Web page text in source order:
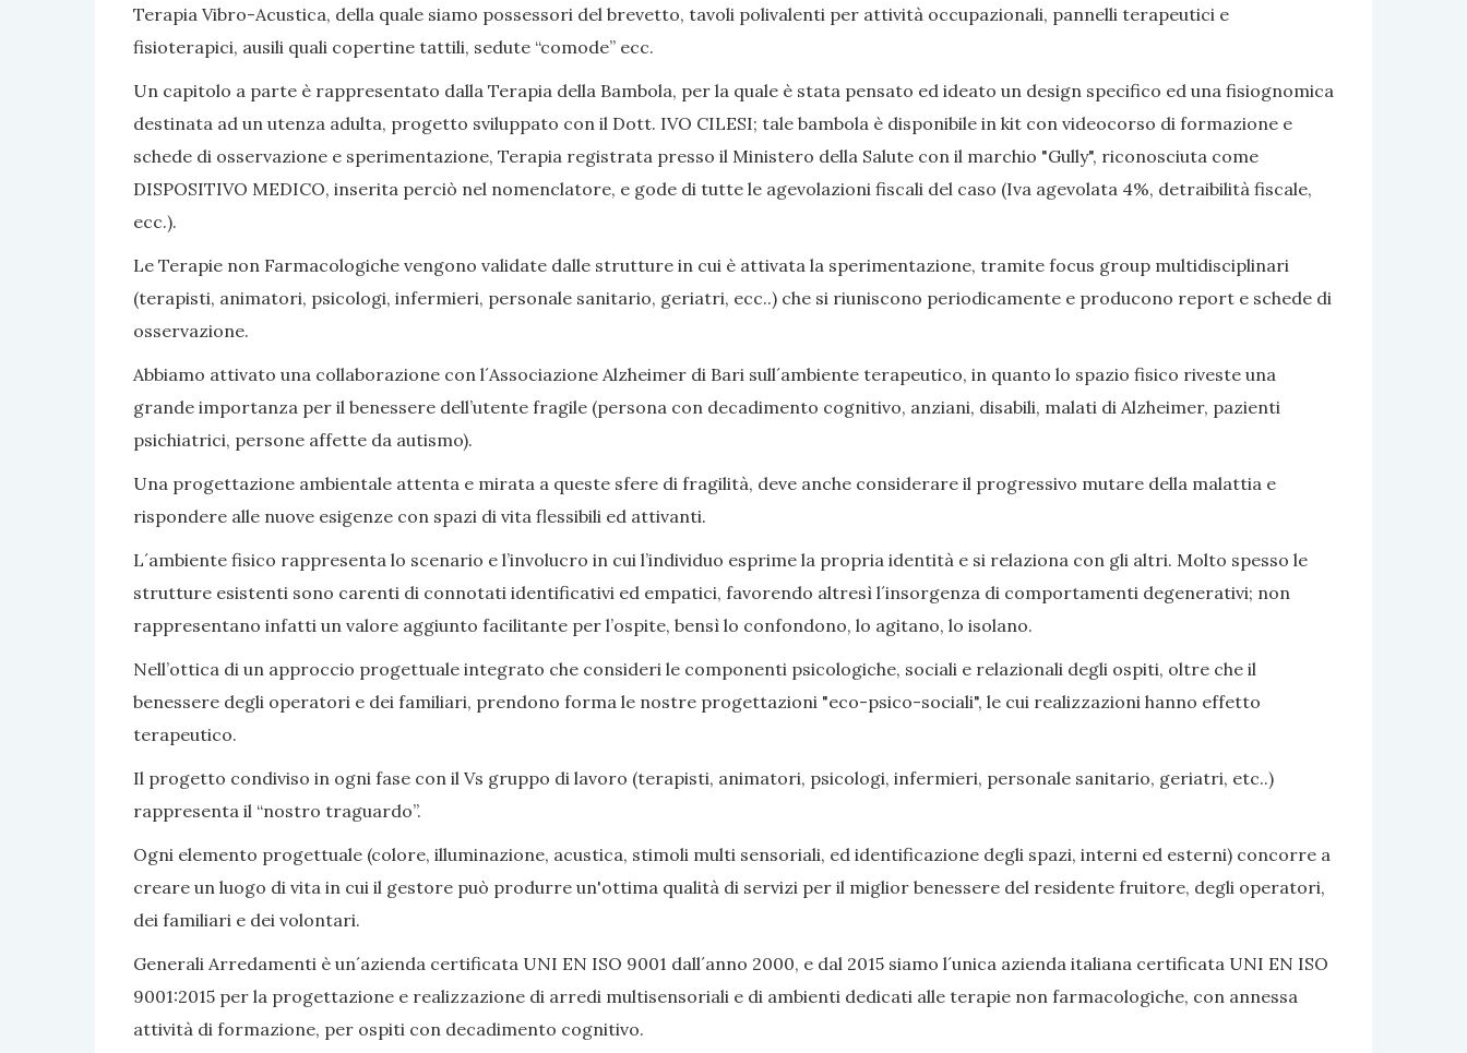
Terapia Vibro-Acustica, della quale siamo possessori del brevetto, tavoli polivalenti per attività occupazionali, pannelli terapeutici e
fisioterapici, ausili quali copertine tattili, sedute “comode” ecc.
Un capitolo a parte è rappresentato dalla Terapia della Bambola, per la quale è stata pensato ed ideato un design specifico ed una fisiognomica
destinata ad un utenza adulta, progetto sviluppato con il Dott. IVO CILESI; tale bambola è disponibile in kit con videocorso di formazione e
schede di osservazione e sperimentazione, Terapia registrata presso il Ministero della Salute con il marchio "Gully", riconosciuta come
DISPOSITIVO MEDICO, inserita perciò nel nomenclatore, e gode di tutte le agevolazioni fiscali del caso (Iva agevolata 4%, detraibilità fiscale,
ecc.).
Le Terapie non Farmacologiche vengono validate dalle strutture in cui è attivata la sperimentazione, tramite focus group multidisciplinari
(terapisti, animatori, psicologi, infermieri, personale sanitario, geriatri, ecc..) che si riuniscono periodicamente e producono report e schede di
osservazione.
Abbiamo attivato una collaborazione con l´Associazione Alzheimer di Bari sull´ambiente terapeutico, in quanto lo spazio fisico riveste una
grande importanza per il benessere dell’utente fragile (persona con decadimento cognitivo, anziani, disabili, malati di Alzheimer, pazienti
psichiatrici, persone affette da autismo).
Una progettazione ambientale attenta e mirata a queste sfere di fragilità, deve anche considerare il progressivo mutare della malattia e
rispondere alle nuove esigenze con spazi di vita flessibili ed attivanti.
L´ambiente fisico rappresenta lo scenario e l’involucro in cui l’individuo esprime la propria identità e si relaziona con gli altri. Molto spesso le
strutture esistenti sono carenti di connotati identificativi ed empatici, favorendo altresì l´insorgenza di comportamenti degenerativi; non
rappresentano infatti un valore aggiunto facilitante per l’ospite, bensì lo confondono, lo agitano, lo isolano.
Nell’ottica di un approccio progettuale integrato che consideri le componenti psicologiche, sociali e relazionali degli ospiti, oltre che il
benessere degli operatori e dei familiari, prendono forma le nostre progettazioni "eco-psico-sociali", le cui realizzazioni hanno effetto
terapeutico.
Il progetto condiviso in ogni fase con il Vs gruppo di lavoro (terapisti, animatori, psicologi, infermieri, personale sanitario, geriatri, etc..)
rappresenta il “nostro traguardo”.
Ogni elemento progettuale (colore, illuminazione, acustica, stimoli multi sensoriali, ed identificazione degli spazi, interni ed esterni) concorre a
creare un luogo di vita in cui il gestore può produrre un'ottima qualità di servizi per il miglior benessere del residente fruitore, degli operatori,
dei familiari e dei volontari.
Generali Arredamenti è un´azienda certificata UNI EN ISO 9001 dall´anno 2000, e dal 2015 siamo l´unica azienda italiana certificata UNI EN ISO
9001:2015 per la progettazione e realizzazione di arredi multisensoriali e di ambienti dedicati alle terapie non farmacologiche, con annessa
attività di formazione, per ospiti con decadimento cognitivo.